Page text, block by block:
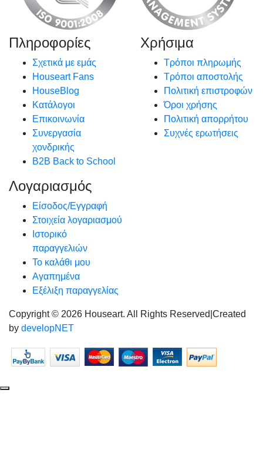
Πληροφορίες
Σχετικά με εμάς
Houseart Fans
HouseBlog
Κατάλογοι
Επικοινωνία
Συνεργασία
χονδρικής
B2B Back to School
Χρήσιμα
Τρόποι πληρωμής
Τρόποι αποστολής
Πολιτική επιστροφών
Όροι χρήσης
Πολιτική απορρήτου
Συχνές ερωτήσεις
Λογαριασμός
Είσοδος/Εγγραφή
Στοιχεία λογαριασμού
Ιστορικό
παραγγελιών
Το καλάθι μου
Αγαπημένα
Εξέλιξη παραγγελίας
Copyright © 2026 Houseart. All Rights Reserved Created
by developNET